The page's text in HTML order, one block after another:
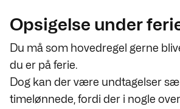
Opsigelse under
Du må som hovedregel gerne
du er på ferie.
Dog kan der være undtagelser
timelønnede, fordi der i nogle